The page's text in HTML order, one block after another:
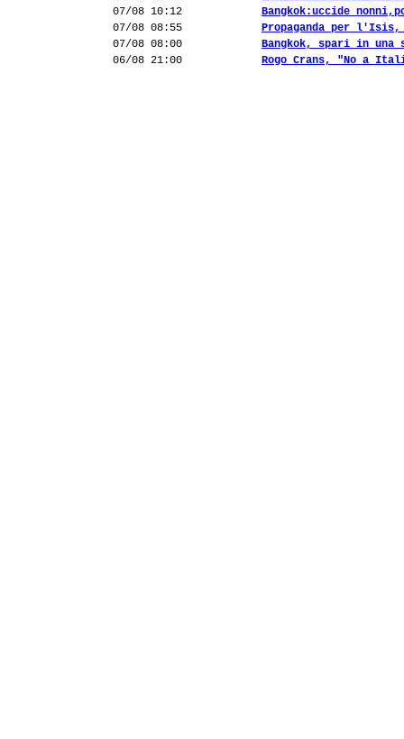
07/08 10:12
Bangkok:uccide
07/08 08:55
Propaganda per l'Isis,
07/08 08:00
Bangkok, spari in
06/08 21:00
Rogo Crans, "No a